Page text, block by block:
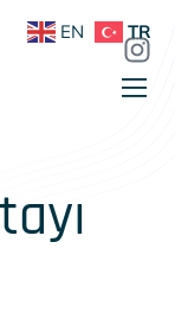
EN TR